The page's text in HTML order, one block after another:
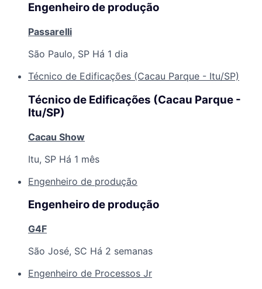
Engenheiro de produção
Passarelli
São Paulo, SP Há 1 dia
Técnico de Edificações (Cacau Parque - Itu/SP)
Técnico de Edificações (Cacau Parque -
Itu/SP)
Cacau Show
Itu, SP Há 1 mês
Engenheiro de produção
Engenheiro de produção
G4F
São José, SC Há 2 semanas
Engenheiro de Processos Jr